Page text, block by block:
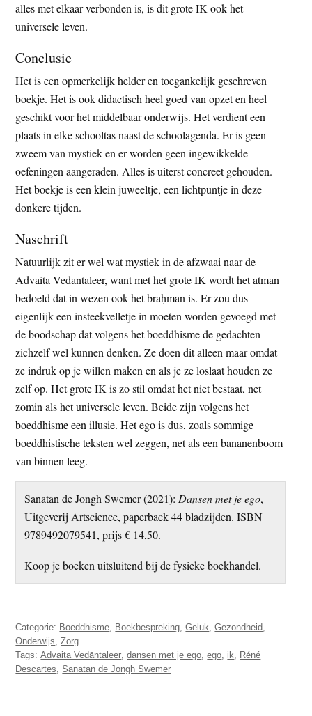
alles met elkaar verbonden is, is dit grote IK ook het
universele leven.
Conclusie
Het is een opmerkelijk helder en toegankelijk geschreven
boekje. Het is ook didactisch heel goed van opzet en heel
geschikt voor het middelbaar onderwijs. Het verdient een
plaats in elke schooltas naast de schoolagenda. Er is geen
zweem van mystiek en er worden geen ingewikkelde
oefeningen aangeraden. Alles is uiterst concreet gehouden.
Het boekje is een klein juweeltje, een lichtpuntje in deze
donkere tijden.
Naschrift
Natuurlijk zit er wel wat mystiek in de afzwaai naar de
Advaita Vedāntaleer, want met het grote IK wordt het ātman
bedoeld dat in wezen ook het braḥman is. Er zou dus
eigenlijk een insteekvelletje in moeten worden gevoegd met
de boodschap dat volgens het boeddhisme de gedachten
zichzelf wel kunnen denken. Ze doen dit alleen maar omdat
ze indruk op je willen maken en als je ze loslaat houden ze
zelf op. Het grote IK is zo stil omdat het niet bestaat, net
zomin als het universele leven. Beide zijn volgens het
boeddhisme een illusie. Het ego is dus, zoals sommige
boeddhistische teksten wel zeggen, net als een bananenboom
van binnen leeg.
Sanatan de Jongh Swemer (2021): Dansen met je ego,
Uitgeverij Artscience, paperback 44 bladzijden. ISBN
9789492079541, prijs € 14,50.
Koop je boeken uitsluitend bij de fysieke boekhandel.
Categorie: Boeddhisme Boekbespreking ,Geluk ,Gezondheid
Onderwijs ,Zorg
Tags:Advaita Vedāntaleer ,dansen met je ego ,ego ik
Réné
Descartes ,Sanatan de Jongh Swemer